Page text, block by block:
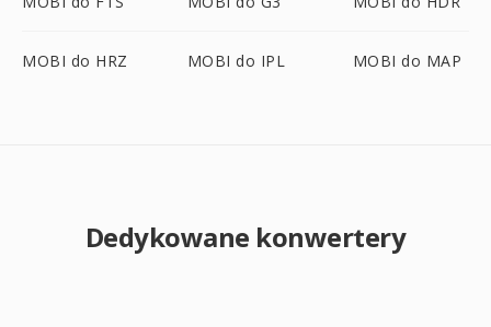
MOBI do HRZ MOBI do IPL MOBI do MAP
Dedykowane konwertery